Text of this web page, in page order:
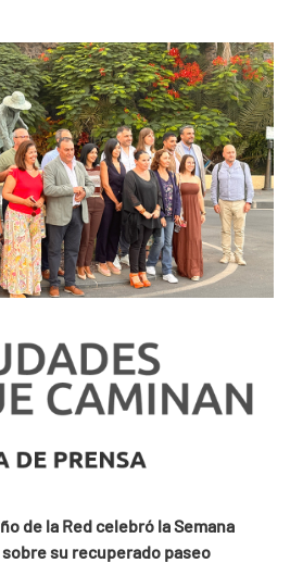
de la Red celebró la Semana
su recuperado paseo